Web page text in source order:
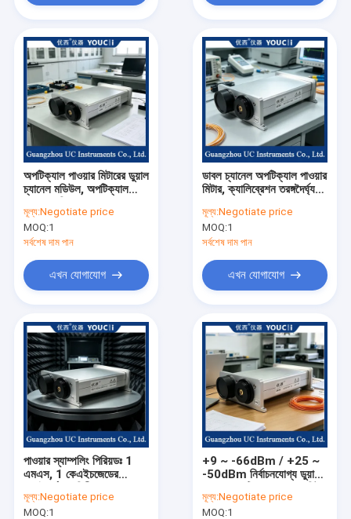
পণ্য
আমাদের সম্পর্কে
কারখানা ভ্রমণ
মান নিয়ন্ত্রণ
যোগাযোগ করুন
অপটিক্যাল পাওয়ার মিটারের ডুয়াল
চ্যানেল মডিউল, অপটিক্যাল
মূল্য:Negotiate price
MOQ:1
সর্বশেষ দাম পান
এখন যোগাযোগ
ডাবল চ্যানেল অপটিক্যাল পাওয়ার
মিটার, ক্যালিব্রেশন তরঙ্গদৈর্ঘ্য
মূল্য:Negotiate price
MOQ:1
সর্বশেষ দাম পান
এখন যোগাযোগ
পাওয়ার স্যাম্পলিং পিরিয়ডঃ 1
এমএস, 1 কেএইচজেডের
অপটিক্যাল পাওয়ার মিটার
মূল্য:Negotiate price
MOQ:1
+9 ~ -66dBm / +25 ~
-50dBm নির্বাচনযোগ্য ডুয়াল
মূল্য:Negotiate price
MOQ:1